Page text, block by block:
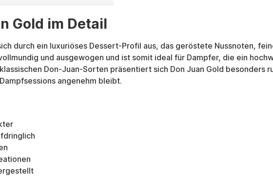
Gold im Detail
durch ein luxuriöses Dessert-Profil aus, das geröstete Nussnoten,
und ausgewogen und ist somit ideal für Dampfer, die ein
Don-Juan-Sorten präsentiert sich Don Juan Gold besonders
angenehm bleibt.